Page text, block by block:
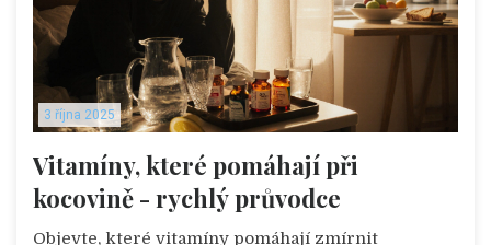
3 října 2025
Vitamíny, které pomáhají při
kocovině - rychlý průvodce
Objevte, které vitamíny pomáhají zmírnit